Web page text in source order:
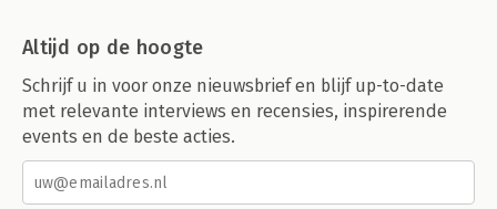
Altijd op de hoogte
Schrijf u in voor onze nieuwsbrief en blijf up-to-date
met relevante interviews en recensies, inspirerende
events en de beste acties.